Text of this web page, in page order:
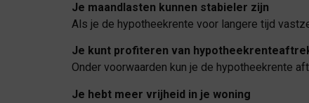
Je maandlasten kunnen stabieler zijn
Als je de hypotheekrente voor langere tijd
Je kunt profiteren van
Onder voorwaarden kun je de hypotheekrente
Je hebt meer vrijheid in je woning